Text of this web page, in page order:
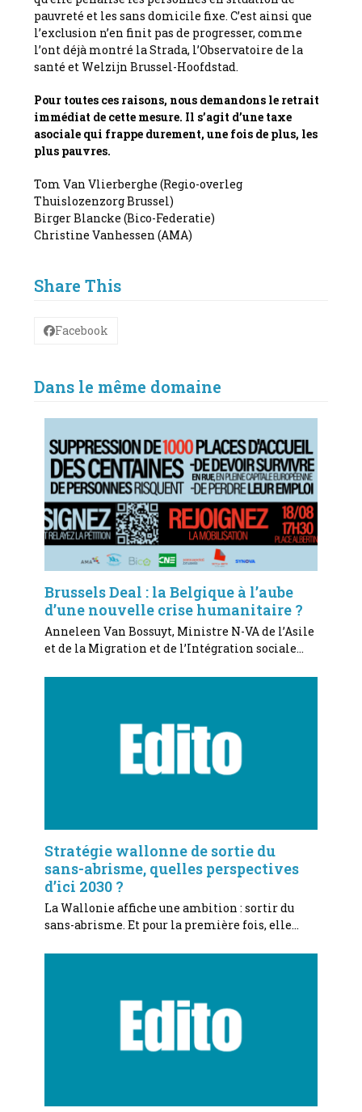
pauvreté et les sans domicile fixe. C’est ainsi que
l’exclusion n’en finit pas de progresser, comme
l’ont déjà montré la Strada, l’Observatoire de la
santé et Welzijn Brussel-Hoofdstad.
Pour toutes ces raisons, nous demandons le retrait
immédiat de cette mesure. Il s’agit d’une taxe
asociale qui frappe durement, une fois de plus, les
plus pauvres.
Tom Van Vlierberghe (Regio-overleg
Thuislozenzorg Brussel)
Birger Blancke (Bico-Federatie)
Christine Vanhessen (AMA)
Share This
Facebook
Dans le même domaine
Brussels Deal : la Belgique à l’aube
d’une nouvelle crise humanitaire ?
Anneleen Van Bossuyt, Ministre N-VA de l’Asile
et de la Migration et de l’Intégration sociale…
Stratégie wallonne de sortie du
sans-abrisme, quelles perspectives
d’ici 2030 ?
La Wallonie affiche une ambition : sortir du
sans-abrisme. Et pour la première fois, elle…